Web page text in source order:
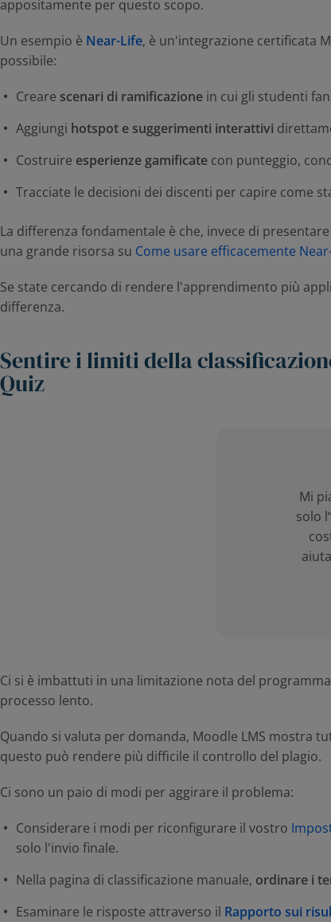
appositamente per questo scopo.
Un esempio è Near-Life, è un'integrazione certificata
possibile:
Creare scenari di ramificazione in cui gli studenti
Aggiungi hotspot e suggerimenti interattivi
Costruire esperienze gamificate con punteggio,
Tracciate le decisioni dei discenti per capire come
La differenza fondamentale è che, invece di
una grande risorsa su Come usare efficacemente
Se state cercando di rendere l'apprendimento più
differenza.
Sentire i limiti della
Quiz
Mi
solo
Ci si è imbattuti in una limitazione nota del programma
processo lento.
Quando si valuta per domanda, Moodle LMS mostra
questo può rendere più difficile il controllo del plagio.
Ci sono un paio di modi per aggirare il problema:
Considerare i modi per riconfigurare il vostro
solo l'invio finale.
Nella pagina di classificazione manuale, ordinare i
Esaminare le risposte attraverso il Rapporto sui